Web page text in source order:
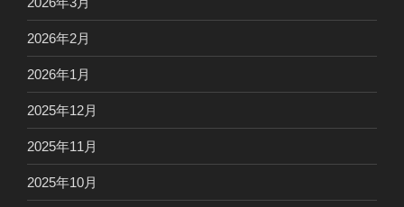
2026年2月
2026年1月
2025年12月
2025年11月
2025年10月